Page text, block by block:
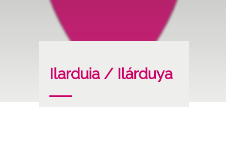
Ilarduia / Ilárduya